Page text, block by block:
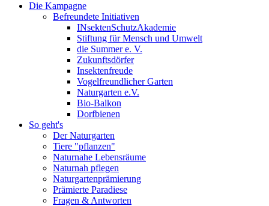
Die Kampagne
Befreundete Initiativen
INsektenSchutzAkademie
Stiftung für Mensch und Umwelt
die Summer e. V.
Zukunftsdörfer
Insektenfreude
Vogelfreundlicher Garten
Naturgarten e.V.
Bio-Balkon
Dorfbienen
So geht's
Der Naturgarten
Tiere "pflanzen"
Naturnahe Lebensräume
Naturnah pflegen
Naturgartenprämierung
Prämierte Paradiese
Fragen & Antworten